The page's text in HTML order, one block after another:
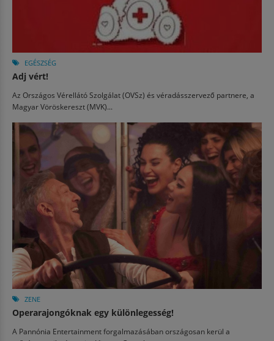
EGÉSZSÉG
Adj vért!
Az Országos Vérellátó Szolgálat (OVSz) és véradásszervező partnere, a
Magyar Vöröskereszt (MVK)...
ZENE
Operarajongóknak egy különlegesség!
A Pannónia Entertainment forgalmazásában országosan kerül a